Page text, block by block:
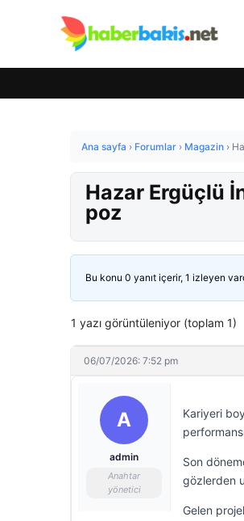
Ana sayfa › Forumlar › Magazin ›
Hazar Ergüçlü
poz
Bu konu 0 yanıt içerir, 1 izleyen
1 yazı görüntüleniyor (toplam 1)
06/07/2026: 7:52 pm
A
admin
Anahtar
yönetici
Kariyeri
Son
gözlerden
Gelen